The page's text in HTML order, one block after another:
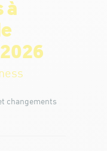
à
changements